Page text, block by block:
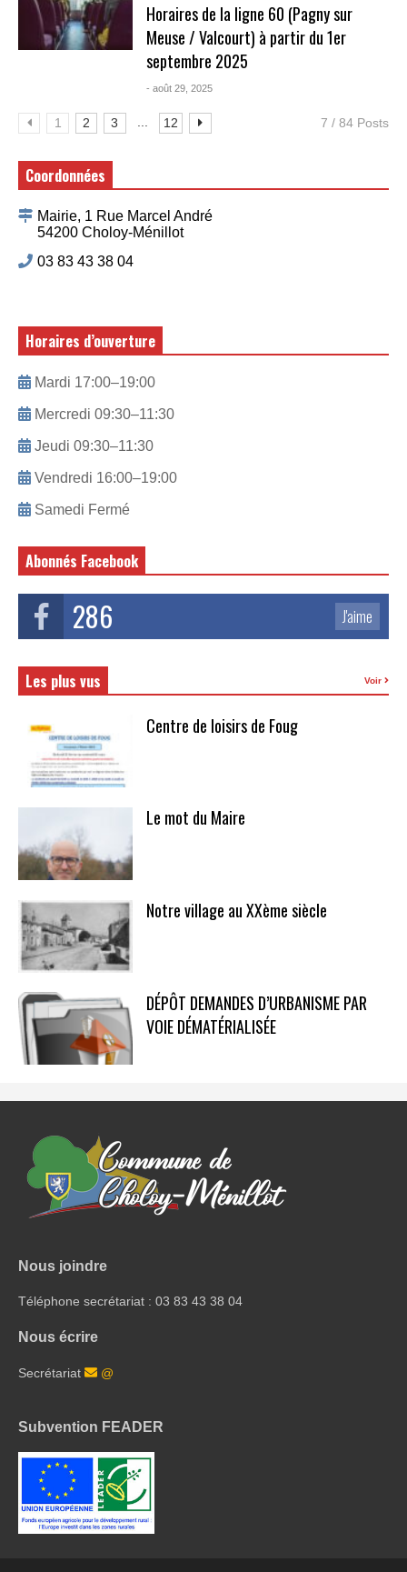
Horaires de la ligne 60 (Pagny sur
Meuse / Valcourt) à partir du 1er
septembre 2025
- août 29, 2025
1 2 3 12 7 / 84 Posts
Coordonnées
Mairie, 1 Rue Marcel André
54200 Choloy-Ménillot
03 83 43 38 04
Horaires d’ouverture
Mardi 17:00–19:00
Mercredi 09:30–11:30
Jeudi 09:30–11:30
Vendredi 16:00–19:00
Samedi Fermé
Abonnés Facebook
286 J'aime
Les plus vus Voir
Centre de loisirs de Foug
Le mot du Maire
Notre village au XXème siècle
DÉPÔT DEMANDES D’URBANISME PAR
VOIE DÉMATÉRIALISÉE
Nous joindre
Téléphone secrétariat : 03 83 43 38 04
Nous écrire
Secrétariat @
Subvention FEADER